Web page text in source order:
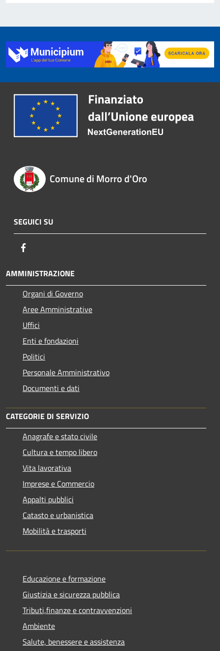
Comune di Morro d'Oro
SEGUICI SU
AMMINISTRAZIONE
Organi di Governo
Aree Amministrative
Uffici
Enti e fondazioni
Politici
Personale Amministrativo
Documenti e dati
CATEGORIE DI SERVIZIO
Anagrafe e stato civile
Cultura e tempo libero
Vita lavorativa
Imprese e Commercio
Appalti pubblici
Catasto e urbanistica
Mobilità e trasporti
Educazione e formazione
Giustizia e sicurezza pubblica
Tributi,finanze e contravvenzioni
Ambiente
Salute, benessere e assistenza